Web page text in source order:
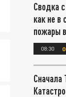
Сводка
как не в
пожары
08:30
Сначала